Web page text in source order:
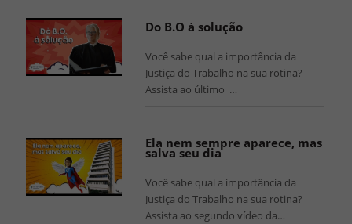
Do B.O à solução
Você sabe qual a importância da
Justiça do Trabalho na sua rotina?
Assista ao último …
Ela nem sempre aparece, mas
salva seu dia
Você sabe qual a importância da
Justiça do Trabalho na sua rotina?
Assista ao segundo vídeo da…